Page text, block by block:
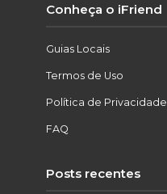
Conheça o iFriend
Guias Locais
Termos de Uso
Política de Privacidade
FAQ
Posts recentes